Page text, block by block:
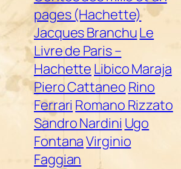
pages (Hachette)
Jacques BranchuLe
Livre de Paris –
Hachette Libico Maraja
Piero Cattaneo Rino
Ferrari Romano Rizzato
Sandro Nardini Ugo
FontanaVirginio
Faggian